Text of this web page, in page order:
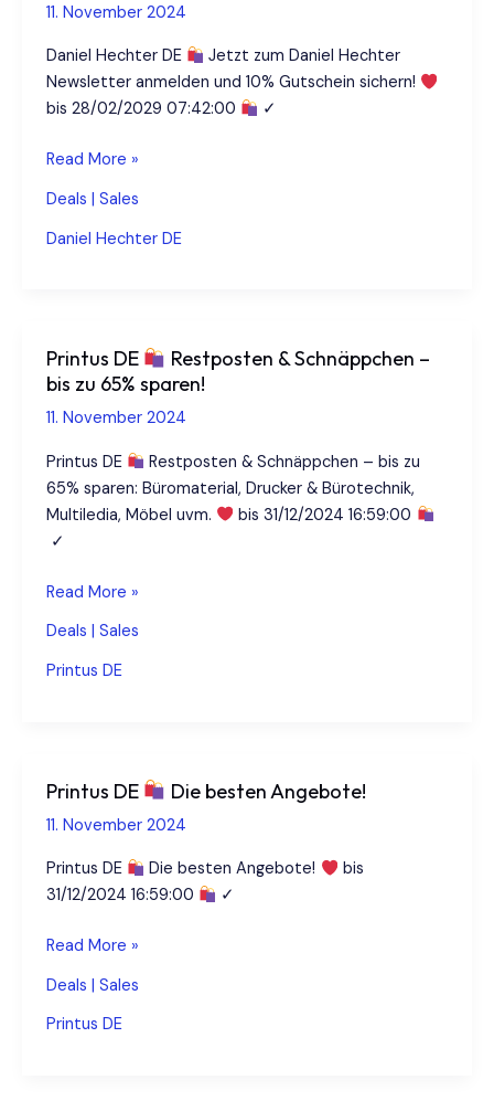
11. November 2024
Daniel Hechter DE
Jetzt zum Daniel Hechter
Newsletter anmelden und 10% Gutschein sichern!
bis 28/02/2029 07:42:00
✓
Daniel
Read More »
Deals | Sales
Daniel Hechter DE
Printus DE
Restposten & Schnäppchen –
bis zu 65% sparen!
11. November 2024
Printus DE
Restposten & Schnäppchen – bis zu
65% sparen: Büromaterial, Drucker & Bürotechnik,
Multiledia, Möbel uvm.
bis 31/12/2024 16:59:00
✓
Printus
Restposten
zu
65%
Read More »
Deals | Sales
Printus DE
Printus DE Die besten Angebote!
11. November 2024
Printus DE Die besten Angebote!
bis
31/12/2024 16:59:00
✓
Printus
Die
Read More »
Deals | Sales
Printus DE